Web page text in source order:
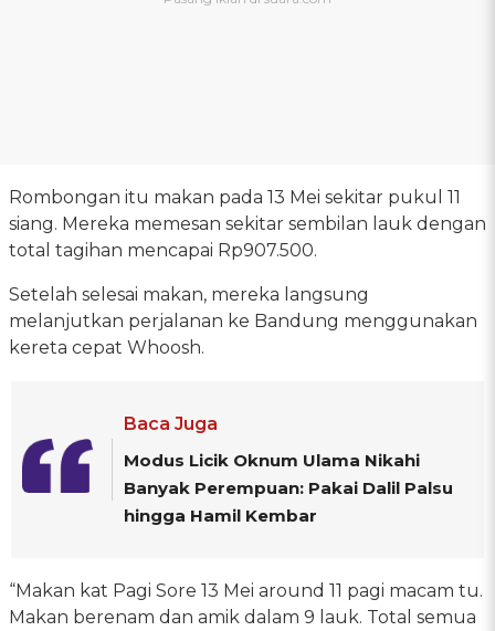
Rombongan itu makan pada 13 Mei sekitar pukul 11
siang. Mereka memesan sekitar sembilan lauk dengan
total tagihan mencapai Rp907.500.
Setelah selesai makan, mereka langsung
melanjutkan perjalanan ke Bandung menggunakan
kereta cepat Whoosh.
Baca Juga
Modus Licik Oknum Ulama Nikahi
Banyak Perempuan: Pakai Dalil Palsu
hingga Hamil Kembar
“Makan kat Pagi Sore 13 Mei around 11 pagi macam tu.
Makan berenam dan amik dalam 9 lauk. Total semua